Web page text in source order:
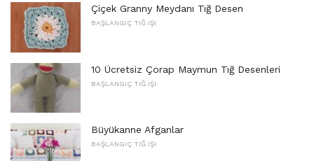
Çiçek Granny Meydanı Tığ Desen
BAŞLANGIÇ ​​TIĞ IŞI
10 Ücretsiz Çorap Maymun Tığ Desenleri
BAŞLANGIÇ ​​TIĞ IŞI
Büyükanne Afganlar
BAŞLANGIÇ ​​TIĞ IŞI